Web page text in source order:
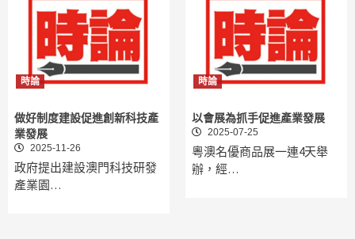
時論
做好制度建設促進創新科技產
業發展
2025-11-26
政府提出建設澳門科技研發
產業園…
時論
以會展為抓手促進產業發展
2025-07-25
粵澳名優商品展一連4天舉
辦，經…